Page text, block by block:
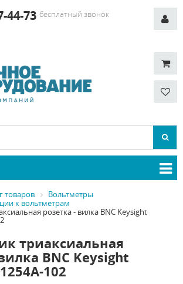
44-73 бесплатный звонок
товаров
Вольтметры
к вольтметрам
розетка - вилка BNC Keysight
триаксиальная
BNC Keysight
102